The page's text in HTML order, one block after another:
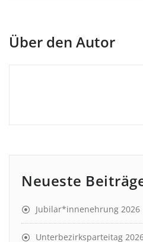
Über den Autor
Neueste
Jubilar*innenehrung 2026
Unterbezirksparteitag